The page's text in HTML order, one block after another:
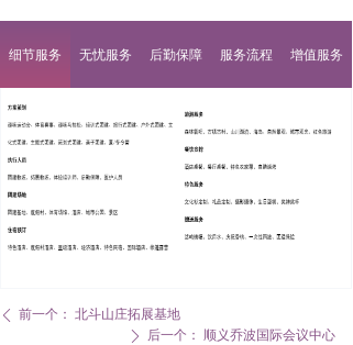
ꄴ 前一个： 北斗山庄拓展基地
ꄲ 后一个： 顺义乔波国际会议中心
细节服务 无忧服务 后勤保障 服务流程 增值服务